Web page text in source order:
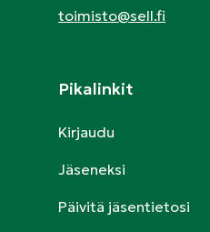
toimisto@sell.fi
Pikalinkit
Kirjaudu
Jäseneksi
Päivitä jäsentietosi